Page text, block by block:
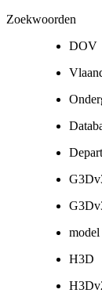
Zoekwoorden
DOV
model
H3D